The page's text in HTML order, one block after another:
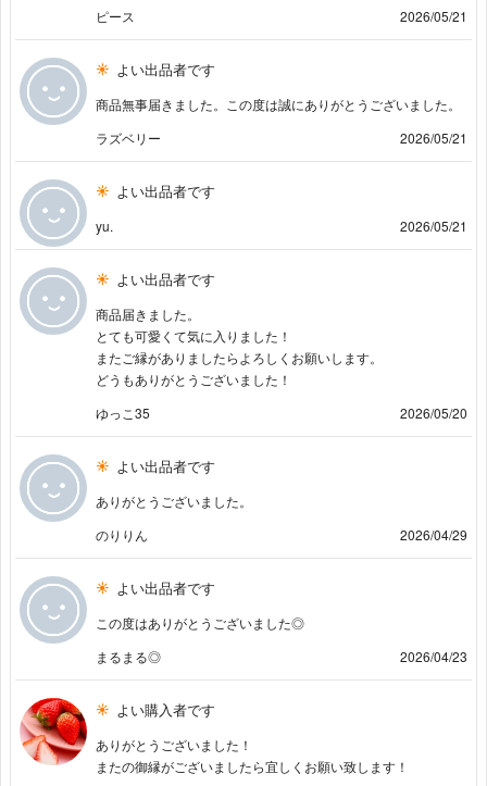
ピース
2026/05/21
よい出品者です
商品無事届きました。この度は誠にありがとうございました。
ラズベリー
2026/05/21
よい出品者です
yu. 2026/05/21
よい出品者です
商品届きました。
とても可愛くて気に入りました！
またご縁がありましたらよろしくお願いします。
どうもありがとうございました！
ゆっこ35
2026/05/20
よい出品者です
ありがとうございました。
のりりん
2026/04/29
よい出品者です
この度はありがとうございました◎
まるまる◎
2026/04/23
よい購入者です
ありがとうございました！
またの御縁がございましたら宜しくお願い致します！